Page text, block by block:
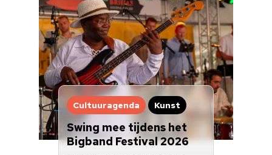
Cultuuragenda Kunst
Swing mee tijdens het
Bigband Festival 2026